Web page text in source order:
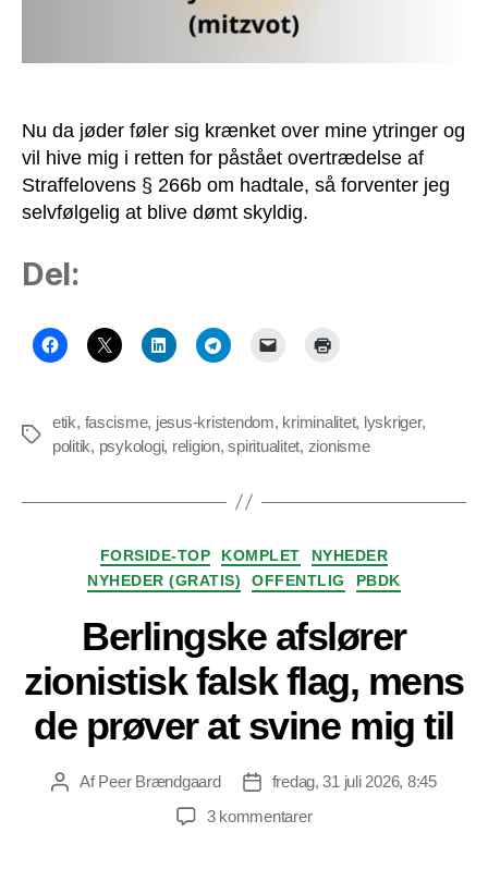
Nu da jøder føler sig krænket over mine ytringer og
vil hive mig i retten for påstået overtrædelse af
Straffelovens § 266b om hadtale, så forventer jeg
selvfølgelig at blive dømt skyldig.
Del:
Tags
etik, fascisme, jesus-kristendom, kriminalitet, lyskriger,
politik, psykologi, religion,spiritualitet, zionisme
Kategorier
FORSIDE-TOP KOMPLET
NYHEDER
NYHEDER (GRATIS)
OFFENTLIG PBDK
Berlingske afslører
zionistisk falsk flag, mens
de prøver at svine mig til
Indlægsforfatter
AfPeer Brændgaard Indlægsdato
fredag, 31 juli 2026, 8:45
3 kommentarertil